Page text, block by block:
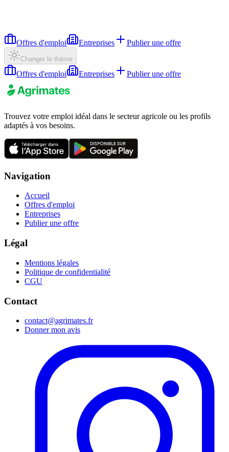
Offres d'emploi Entreprises Publier une offre
Changer le thème
Offres d'emploi Entreprises Publier une offre
Trouvez votre emploi idéal dans le secteur agricole ou les profils
adaptés à vos besoins.
Navigation
Accueil
Offres d'emploi
Entreprises
Publier une offre
Légal
Mentions légales
Politique de confidentialité
CGU
Contact
contact@agrimates.fr
Donner mon avis